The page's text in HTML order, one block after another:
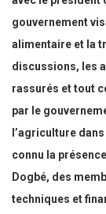
gouvernement
alimentaire et la
discussions, les
rassurés et tout
par le
l’agriculture
connu la
Dogbé, des
techniques et